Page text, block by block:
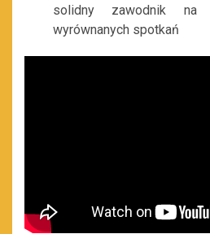
solidny zawodnik na
wyrównanych spotkań